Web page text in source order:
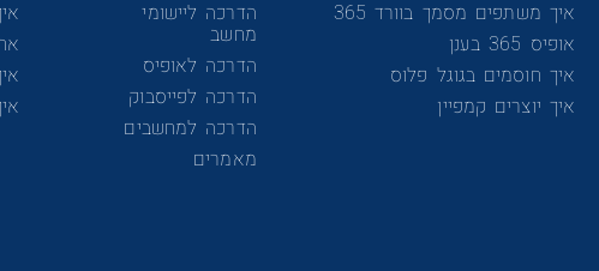
איך משתפים מסמך בוורד 365
אופיס 365 בענן
איך חוסמים בגוגל פלוס
איך יוצרים קמפיין
הדרכה ליישומי
מחשב
הדרכה לאופיס
הדרכה לפייסבוק
הדרכה למחשבים
מאמרים